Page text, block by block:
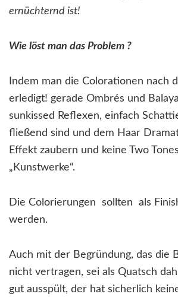
ernüchternd ist!
Wie löst man das Problem ?
Indem man die Colorationen nach
erledigt! gerade Ombrés und
sunkissed Reflexen, einfach
fließend sind und dem Haar
Effekt zaubern und keine Two
„Kunstwerke“.
Die Colorierungen sollten als
werden.
Auch mit der Begründung, das die
nicht vertragen, sei als Quatsch
gut ausspült, der hat sicherlich